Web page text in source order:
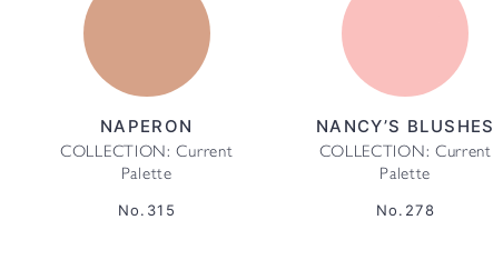
NAPERON
COLLECTION: Current
Palette
No.315
NANCY’S BLUSHES
COLLECTION: Current
Palette
No.278